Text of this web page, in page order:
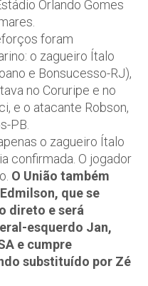
Orlando Gomes
foram
o zagueiro Ítalo
e Bonsucesso-RJ),
no Coruripe e no
e o atacante Robson,
PB.
o zagueiro Ítalo
confirmada. O jogador
O União também
que se
direto e será
esquerdo Jan,
e cumpre
substituído por Zé